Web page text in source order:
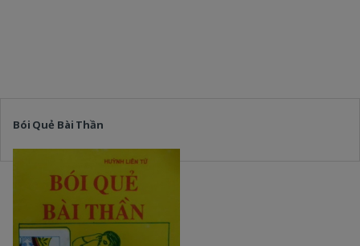
Bói Quẻ Bài Thần